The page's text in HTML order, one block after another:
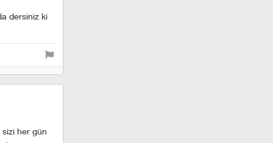
dersiniz ki
sizi her gün